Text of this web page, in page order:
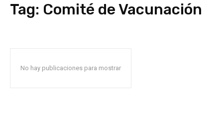
Tag: Comité de Vacunación
No hay publicaciones para mostrar